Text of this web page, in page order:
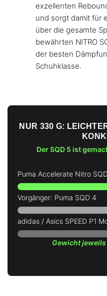
exzellenten
und sorgt damit für
über die gesamte
bewährten NITRO
der besten
Schuhklasse.
NUR 330 G:
Der SQD 5 ist
Puma Accelerate Nitro
Vorgänger: Puma SQD 4
adidas / Asics SPEED P1
Gewicht jeweils